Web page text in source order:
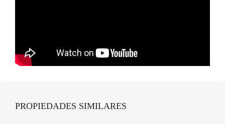
PROPIEDADES SIMILARES